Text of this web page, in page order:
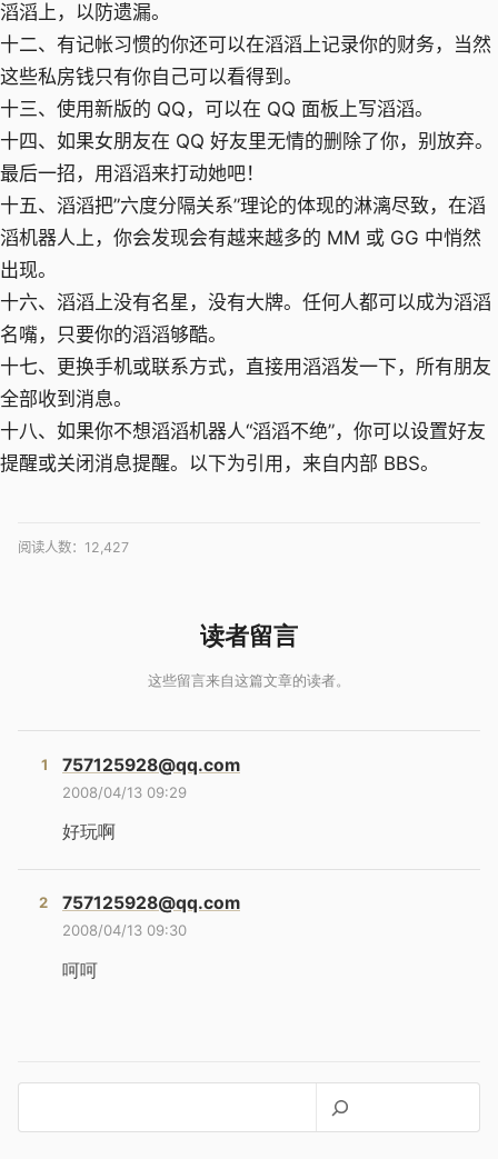
滔滔上，以防遗漏。
十二、有记帐习惯的你还可以在滔滔上记录你的财务，当然
这些私房钱只有你自己可以看得到。
十三、使用新版的 QQ，可以在 QQ 面板上写滔滔。
十四、如果女朋友在 QQ 好友里无情的删除了你，别放弃。
最后一招，用滔滔来打动她吧！
十五、滔滔把”六度分隔关系”理论的体现的淋漓尽致，在滔
滔机器人上，你会发现会有越来越多的 MM 或 GG 中悄然
出现。
十六、滔滔上没有名星，没有大牌。任何人都可以成为滔滔
名嘴，只要你的滔滔够酷。
十七、更换手机或联系方式，直接用滔滔发一下，所有朋友
全部收到消息。
十八、如果你不想滔滔机器人“滔滔不绝”，你可以设置好友
提醒或关闭消息提醒。以下为引用，来自内部 BBS。
阅读人数： 12,427
757125928@qq.com
2008/04/13 09:29
好玩啊
757125928@qq.com
2008/04/13 09:30
呵呵
索